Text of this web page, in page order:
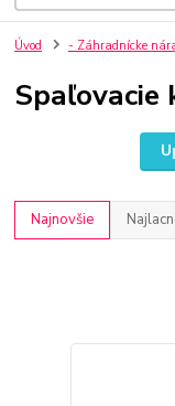
Úvod - Záhradnícke
Spaľovacie
Najnovšie